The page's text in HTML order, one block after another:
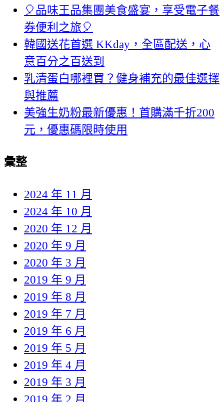
🎈品味王品集團美食盛宴，享受電子餐
券便利之旅🎈
韓國送花首選 KKday，全區配送，心
意百分之百送到
乳清蛋白哪裡買？健身補充的最佳選擇
與推薦
美強生奶粉最新優惠！首購滿千折200
元，優惠碼限時使用
彙整
2024 年 11 月
2024 年 10 月
2020 年 12 月
2020 年 9 月
2020 年 3 月
2019 年 9 月
2019 年 8 月
2019 年 7 月
2019 年 6 月
2019 年 5 月
2019 年 4 月
2019 年 3 月
2019 年 2 月